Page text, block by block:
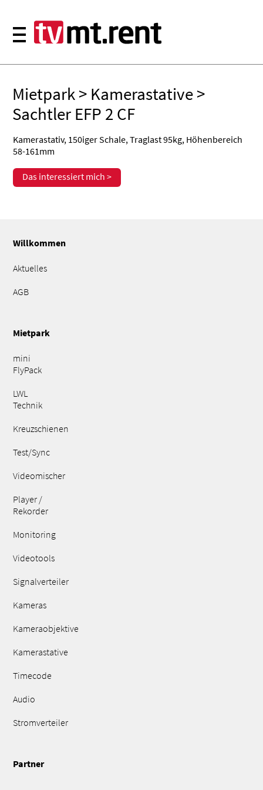
Mietpark> Kamerastative>
Sachtler EFP 2 CF
Kamerastativ, 150iger Schale, Traglast 95kg, Höhenbereich
58-161mm
Das interessiert mich >
Willkommen
Aktuelles
AGB
Mietpark
mini
FlyPack
LWL
Technik
Kreuzschienen
Test/Sync
Videomischer
Player /
Rekorder
Monitoring
Videotools
Signalverteiler
Kameras
Kameraobjektive
Kamerastative
Timecode
Audio
Stromverteiler
Partner